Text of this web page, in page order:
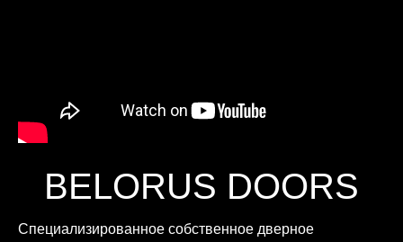
BELORUS DOORS
Специализированное собственное дверное